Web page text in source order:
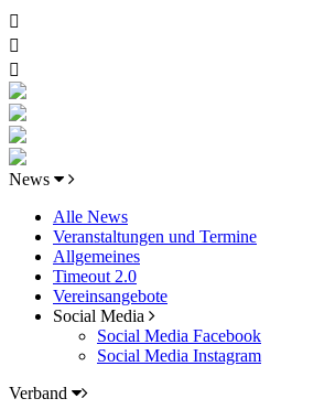
News
Alle News
Veranstaltungen und Termine
Allgemeines
Timeout 2.0
Vereinsangebote
Social Media
Social Media Facebook
Social Media Instagram
Verband